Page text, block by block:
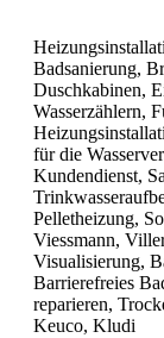
Badsanierung,
Duschkabinen,
Wasserzählern,
für die
Kundendienst,
Pelletheizung,
Viessmann,
Visualisierung,
Barrierefreies
reparieren,
Keuco, Kludi